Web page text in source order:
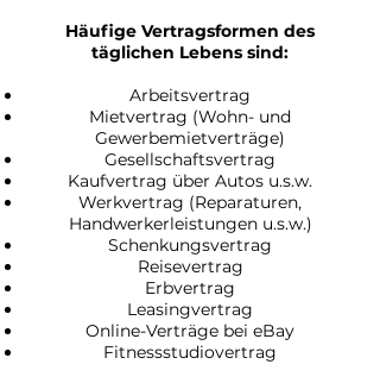
Häufige Vertragsformen des
täglichen Lebens sind:
Arbeitsvertrag
Mietvertrag (Wohn- und
Gewerbemietverträge)
Gesellschaftsvertrag
Kaufvertrag über Autos u.s.w.
Werkvertrag (Reparaturen,
Handwerkerleistungen u.s.w.)
Schenkungsvertrag
Reisevertrag
Erbvertrag
Leasingvertrag
Online-Verträge bei eBay
Fitnessstudiovertrag